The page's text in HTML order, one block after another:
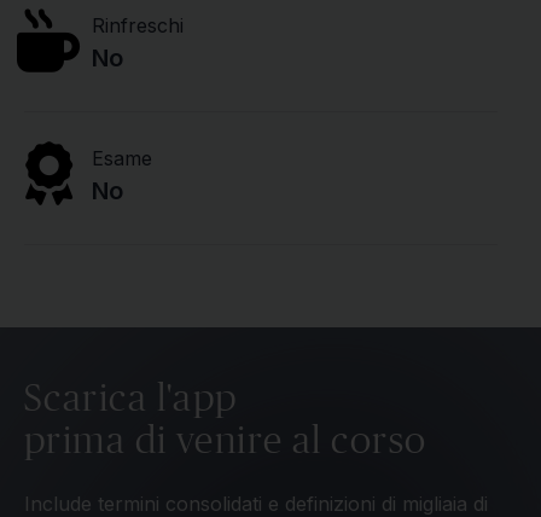
Rinfreschi
No
Esame
No
Scarica l'app
prima di venire al corso
Include termini consolidati e definizioni di migliaia di